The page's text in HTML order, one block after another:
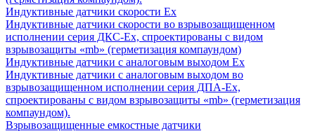
Индуктивные датчики скорости Ех
Индуктивные датчики скорости во взрывозащищенном
исполнении серия ДКС-Ех, спроектированы с видом
взрывозащиты «mb» (герметизация компаундом)
Индуктивные датчики с аналоговым выходом Ех
Индуктивные датчики с аналоговым выходом во
взрывозащищенном исполнении серия ДПА-Ех,
спроектированы с видом взрывозащиты «mb» (герметизация
компаундом).
Взрывозащищенные емкостные датчики